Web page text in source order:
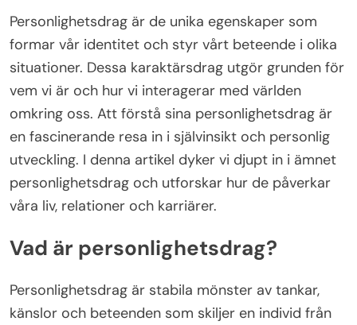
Personlighetsdrag är de unika egenskaper som
formar vår identitet och styr vårt beteende i olika
situationer. Dessa karaktärsdrag utgör grunden för
vem vi är och hur vi interagerar med världen
omkring oss. Att förstå sina personlighetsdrag är
en fascinerande resa in i självinsikt och personlig
utveckling. I denna artikel dyker vi djupt in i ämnet
personlighetsdrag och utforskar hur de påverkar
våra liv, relationer och karriärer.
Vad är personlighetsdrag?
Personlighetsdrag är stabila mönster av tankar,
känslor och beteenden som skiljer en individ från